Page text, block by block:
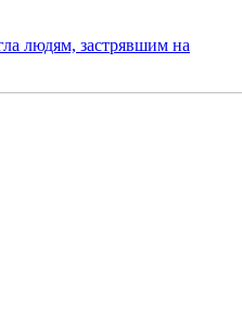
людям, застрявшим на